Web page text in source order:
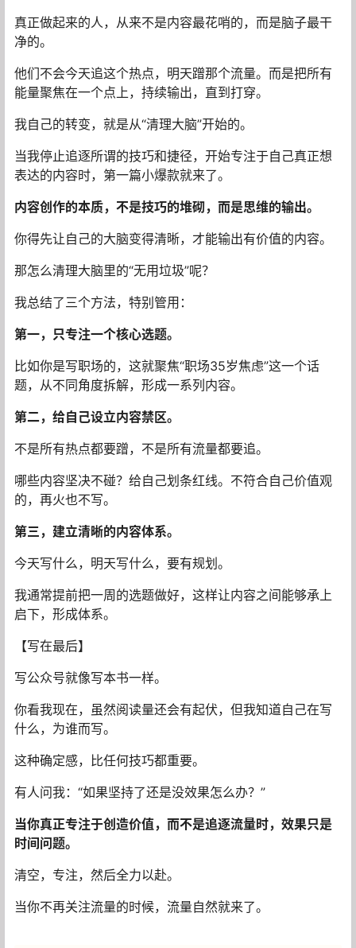
真正做起来的人，从来不是内容最花哨的，而是脑子最干
净的。
他们不会今天追这个热点，明天蹭那个流量。而是把所有
能量聚焦在一个点上，持续输出，直到打穿。
我自己的转变，就是从“清理大脑”开始的。
当我停止追逐所谓的技巧和捷径，开始专注于自己真正想
表达的内容时，第一篇小爆款就来了。
内容创作的本质，不是技巧的堆砌，而是思维的输出。
你得先让自己的大脑变得清晰，才能输出有价值的内容。
那怎么清理大脑里的“无用垃圾”呢？
我总结了三个方法，特别管用：
第一，只专注一个核心选题。
比如你是写职场的，这就聚焦“职场35岁焦虑”这一个话
题，从不同角度拆解，形成一系列内容。
第二，给自己设立内容禁区。
不是所有热点都要蹭，不是所有流量都要追。
哪些内容坚决不碰？给自己划条红线。不符合自己价值观
的，再火也不写。
第三，建立清晰的内容体系。
今天写什么，明天写什么，要有规划。
我通常提前把一周的选题做好，这样让内容之间能够承上
启下，形成体系。
【写在最后】
写公众号就像写本书一样。
你看我现在，虽然阅读量还会有起伏，但我知道自己在写
什么，为谁而写。
这种确定感，比任何技巧都重要。
有人问我：“如果坚持了还是没效果怎么办？”
当你真正专注于创造价值，而不是追逐流量时，效果只是
时间问题。
清空，专注，然后全力以赴。
当你不再关注流量的时候，流量自然就来了。